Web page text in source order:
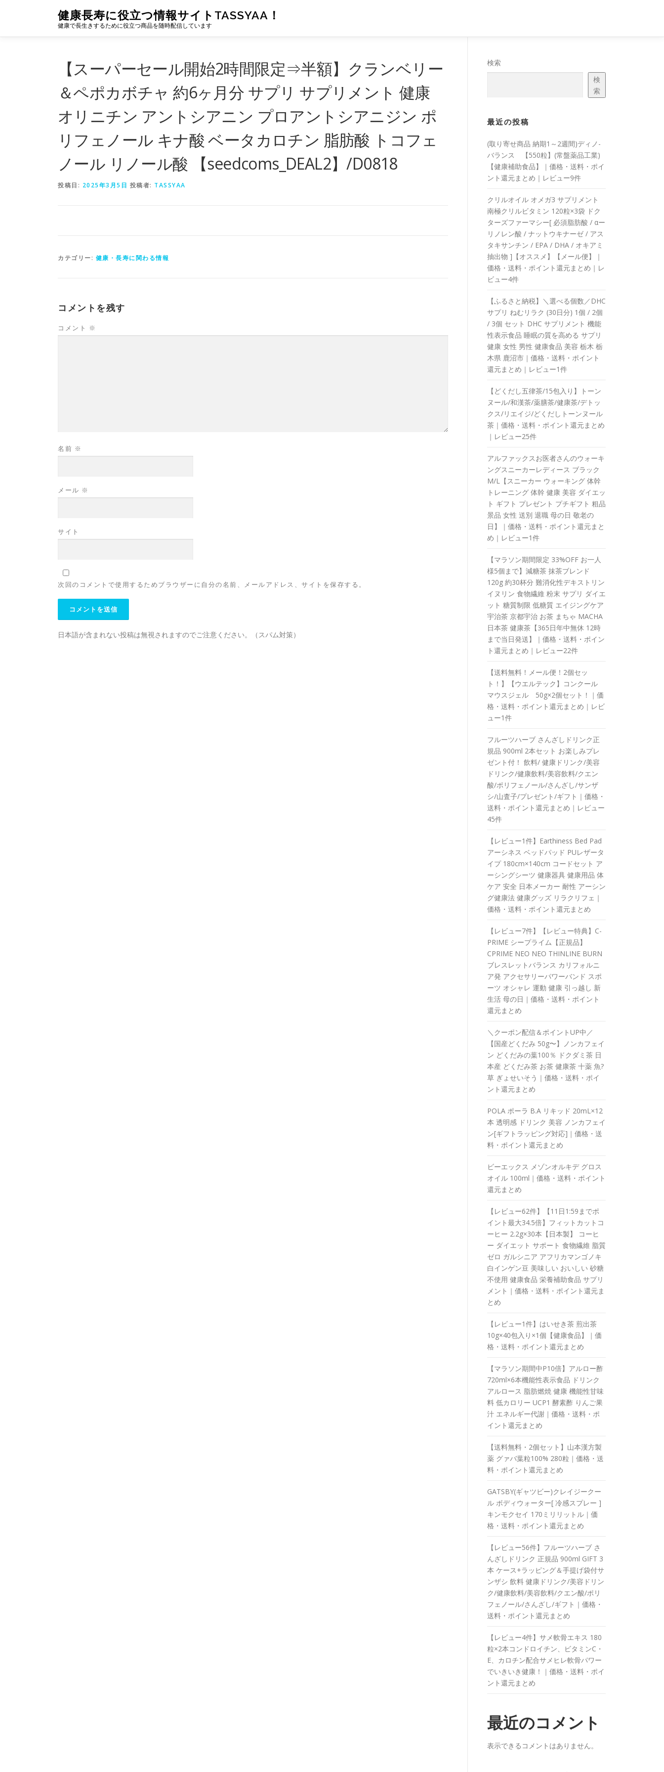
ン
健康長寿に役立つ情報サイトTASSYAA！
健康で長生きするために役立つ商品を随時配信しています
【スーパーセール開始2時間限定⇒半額】クランベリー
＆ペポカボチャ 約6ヶ月分 サプリ サプリメント 健康
オリニチン アントシアニン プロアントシアニジン ポ
リフェノール キナ酸 ベータカロチン 脂肪酸 トコフェ
ノール リノール酸 【seedcoms_DEAL2】/D0818
投稿日: 2025年3月5日 投稿者: TASSYAA
カテゴリー: 健康・長寿に関わる情報
コメントを残す
コメント ※
名前 ※
メール ※
サイト
次回のコメントで使用するためブラウザーに自分の名前、メールアドレス、サイトを保存する。
日本語が含まれない投稿は無視されますのでご注意ください。（スパム対策）
検索
検
索
最近の投稿
(取り寄せ商品 納期1～2週間)ディノ-
バランス 【550粒】(常盤薬品工業)
【健康補助食品】｜価格・送料・ポイ
ント還元まとめ｜レビュー9件
クリルオイル オメガ3 サプリメント
南極クリルビタミン 120粒×3袋 ドク
ターズファーマシー[ 必須脂肪酸 / αー
リノレン酸 / ナットウキナーゼ / アス
タキサンチン / EPA / DHA / オキアミ
抽出物 ]【オススメ】【メール便】｜
価格・送料・ポイント還元まとめ｜レ
ビュー4件
【ふるさと納税】＼選べる個数／DHC
サプリ ねむリラク (30日分) 1個 / 2個
/ 3個 セット DHC サプリメント 機能
性表示食品 睡眠の質を高める サプリ
健康 女性 男性 健康食品 美容 栃木 栃
木県 鹿沼市｜価格・送料・ポイント
還元まとめ｜レビュー1件
【どくだし五律茶/15包入り】トーン
ヌール/和漢茶/薬膳茶/健康茶/デトッ
クス/リエイジ/どくだしトーンヌール
茶｜価格・送料・ポイント還元まとめ
｜レビュー25件
アルファックスお医者さんのウォーキ
ングスニーカーレディース ブラック
M/L【スニーカー ウォーキング 体幹
トレーニング 体幹 健康 美容 ダイエッ
ト ギフト プレゼント プチギフト 粗品
景品 女性 送別 退職 母の日 敬老の
日】｜価格・送料・ポイント還元まと
め｜レビュー1件
【マラソン期間限定 33%OFF お一人
様5個まで】減糖茶 抹茶ブレンド
120g 約30杯分 難消化性デキストリン
イヌリン 食物繊維 粉末 サプリ ダイエ
ット 糖質制限 低糖質 エイジングケア
宇治茶 京都宇治 お茶 まちゃ MACHA
日本茶 健康茶【365日年中無休 12時
まで当日発送】｜価格・送料・ポイン
ト還元まとめ｜レビュー22件
【送料無料！メール便！2個セッ
ト！】【ウエルテック】コンクール
マウスジェル 50g×2個セット！｜価
格・送料・ポイント還元まとめ｜レビ
ュー1件
フルーツハーブ さんざしドリンク正
規品 900ml 2本セット お楽しみプレ
ゼント付！ 飲料/ 健康ドリンク/美容
ドリンク/健康飲料/美容飲料/クエン
酸/ポリフェノール/さんざし/サンザ
シ/山査子/プレゼント/ギフト｜価格・
送料・ポイント還元まとめ｜レビュー
45件
【レビュー1件】Earthiness Bed Pad
アーシネス ベッドパッド PUレザータ
イプ 180cm×140cm コードセット ア
ーシングシーツ 健康器具 健康用品 体
ケア 安全 日本メーカー 耐性 アーシン
グ健康法 健康グッズ リラクリフェ｜
価格・送料・ポイント還元まとめ
【レビュー7件】【レビュー特典】C-
PRIME シープライム【正規品】
CPRIME NEO NEO THINLINE BURN
ブレスレットバランス カリフォルニ
ア発 アクセサリーパワーバンド スポ
ーツ オシャレ 運動 健康 引っ越し 新
生活 母の日｜価格・送料・ポイント
還元まとめ
＼クーポン配信＆ポイントUP中／
【国産どくだみ 50g〜】ノンカフェイ
ン どくだみの葉100％ ドクダミ茶 日
本産 どくだみ茶 お茶 健康茶 十薬 魚?
草 ぎょせいそう｜価格・送料・ポイ
ント還元まとめ
POLA ポーラ B.A リキッド 20mL×12
本 透明感 ドリンク 美容 ノンカフェイ
ン[ギフトラッピング対応]｜価格・送
料・ポイント還元まとめ
ビーエックス メゾンオルキデ グロス
オイル 100ml｜価格・送料・ポイント
還元まとめ
【レビュー62件】【11日1:59までポ
イント最大34.5倍】フィットカットコ
ーヒー 2.2g×30本【日本製】 コーヒ
ー ダイエット サポート 食物繊維 脂質
ゼロ ガルシニア アフリカマンゴノキ
白インゲン豆 美味しい おいしい 砂糖
不使用 健康食品 栄養補助食品 サプリ
メント｜価格・送料・ポイント還元ま
とめ
【レビュー1件】はいせき茶 煎出茶
10g×40包入り×1個【健康食品】｜価
格・送料・ポイント還元まとめ
【マラソン期間中P10倍】アルロー酢
720ml×6本機能性表示食品 ドリンク
アルロース 脂肪燃焼 健康 機能性甘味
料 低カロリー UCP1 酵素酢 りんご果
汁 エネルギー代謝｜価格・送料・ポ
イント還元まとめ
【送料無料・2個セット】山本漢方製
薬 グァバ葉粒100% 280粒｜価格・送
料・ポイント還元まとめ
GATSBY(ギャツビー)クレイジークー
ル ボディウォーター[ 冷感スプレー ]
キンモクセイ 170ミリリットル｜価
格・送料・ポイント還元まとめ
【レビュー56件】フルーツハーブ さ
んざしドリンク 正規品 900ml GIFT 3
本 ケース+ラッピング＆手提げ袋付サ
ンザシ 飲料 健康ドリンク/美容ドリン
ク/健康飲料/美容飲料/クエン酸/ポリ
フェノール/さんざし/ギフト｜価格・
送料・ポイント還元まとめ
【レビュー4件】サメ軟骨エキス 180
粒×2本コンドロイチン、ビタミンC・
E、カロチン配合サメヒレ軟骨パワー
でいきいき健康！｜価格・送料・ポイ
ント還元まとめ
最近のコメント
表示できるコメントはありません。